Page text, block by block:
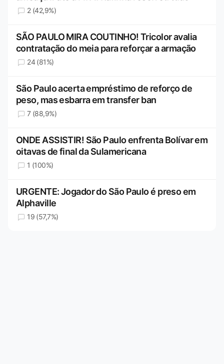
2 (42,9%)
SÃO PAULO MIRA COUTINHO! Tricolor avalia
contratação do meia para reforçar a armação
24 (81%)
São Paulo acerta empréstimo de reforço de
peso, mas esbarra em transfer ban
7 (88,9%)
ONDE ASSISTIR! São Paulo enfrenta Bolívar em
oitavas de final da Sulamericana
1 (100%)
URGENTE: Jogador do São Paulo é preso em
Alphaville
19 (57,7%)